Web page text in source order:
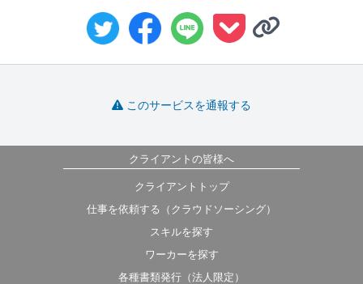
このサービスを通報する
クライアントの皆様へ
クライアントトップ
仕事を依頼する（クラウドソーシング）
スキルを探す
ワーカーを探す
各種書類発行（法人限定）